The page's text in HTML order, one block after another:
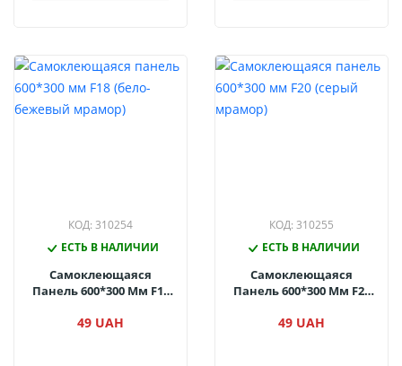
КОД: 310254
ЕСТЬ В НАЛИЧИИ
Самоклеющаяся
Панель 600*300 Мм F18
Мрамор)
49 UAH
КОД: 310255
ЕСТЬ В НАЛИЧИИ
Самоклеющаяся
Панель 600*300 Мм F20
49 UAH